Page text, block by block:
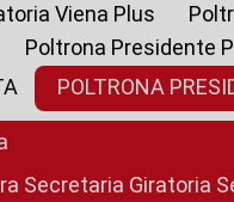
Viena Plus
Poltrona Presidente
POLTRONA
Secretaria Giratoria